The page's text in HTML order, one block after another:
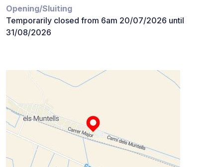
Opening/Sluiting
Temporarily closed from 6am 20/07/2026 until
31/08/2026